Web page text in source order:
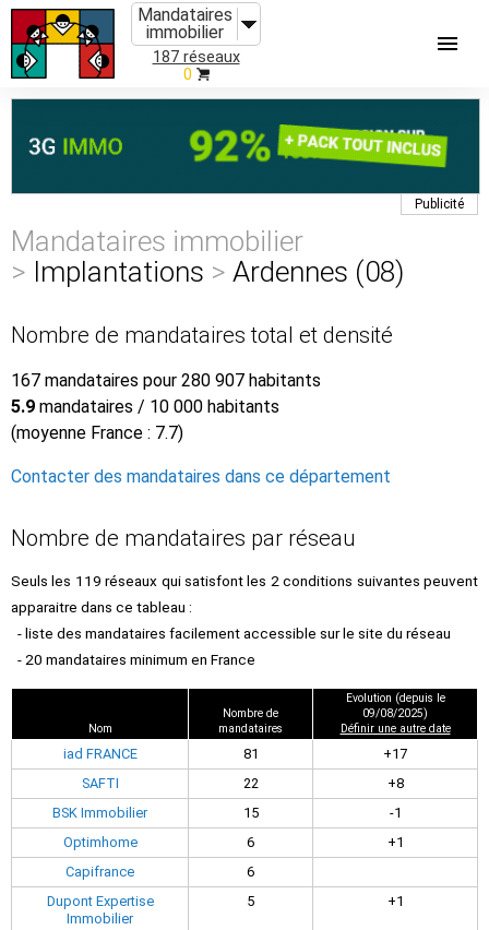
Mandataires
immobilier
187 réseaux
0
Publicité
Mandataires immobilier
> Implantations > Ardennes (08)
Nombre de mandataires total et densité
167 mandataires pour 280 907 habitants
5.9 mandataires / 10 000 habitants
(moyenne France : 7.7)
Contacter des mandataires dans ce département
Nombre de mandataires par réseau
Seuls les 119 réseaux qui satisfont les 2 conditions suivantes peuvent
apparaitre dans ce tableau :
- liste des mandataires facilement accessible sur le site du réseau
- 20 mandataires minimum en France
Nom
Nombre de
mandataires
Evolution (depuis le
09/08/2025)
Définir une autre date
iad FRANCE 81
+17
SAFTI
22
+8
BSK Immobilier
15
-1
Optimhome
6
+1
Capifrance
6
Dupont Expertise
Immobilier
5 +1